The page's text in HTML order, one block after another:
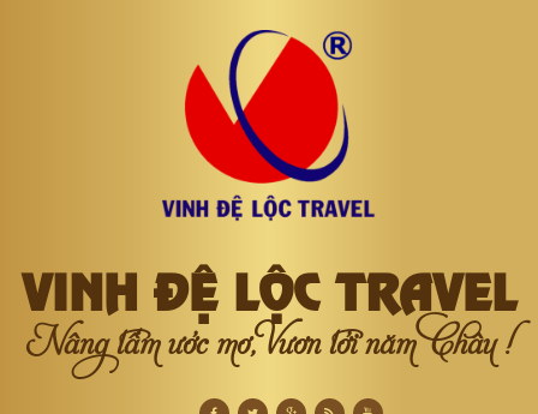
VINH ĐỆ LỘC TRAVEL
Nâng tầm ước mơ, Vươn tới năm Châu !